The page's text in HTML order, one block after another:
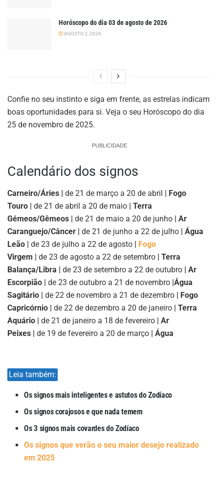
Horóscopo do dia 03 de agosto de 2026
AGOSTO 2, 2026
Confie no seu instinto e siga em frente, as estrelas indicam
boas oportunidades para si. Veja o seu Horóscopo do dia
25 de novembro de 2025.
PUBLICIDADE
Calendário dos signos
Carneiro/Áries | de 21 de março a 20 de abril | Fogo
Touro | de 21 de abril a 20 de maio | Terra
Gémeos/Gêmeos | de 21 de maio a 20 de junho | Ar
Caranguejo/Câncer | de 21 de junho a 22 de julho | Água
Leão | de 23 de julho a 22 de agosto | Fogo
Virgem | de 23 de agosto a 22 de setembro | Terra
Balança/Libra | de 23 de setembro a 22 de outubro | Ar
Escorpião | de 23 de outubro a 21 de novembro |Água
Sagitário | de 22 de novembro a 21 de dezembro | Fogo
Capricórnio | de 22 de dezembro a 20 de janeiro | Terra
Aquário | de 21 de janeiro a 18 de fevereiro | Ar
Peixes | de 19 de fevereiro a 20 de março | Água
Leia também:
Os signos mais inteligentes e astutos do Zodíaco
Os signos corajosos e que nada temem
Os 3 signos mais covardes do Zodíaco
Os signos que verão o seu maior desejo realizado
em 2025